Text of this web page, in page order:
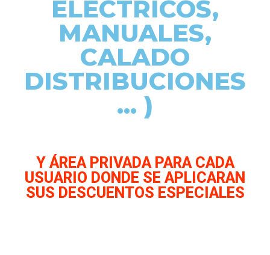
ELÉCTRICOS,
MANUALES,
CALADO
DISTRIBUCIONES
... )
Y ÁREA PRIVADA PARA CADA
USUARIO DONDE SE APLICARAN
SUS DESCUENTOS ESPECIALES